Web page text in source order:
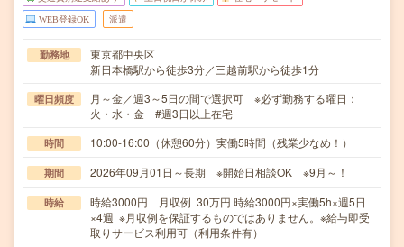
WEB登録OK 派遣
勤務地
東京都中央区
新日本橋駅から徒歩3分／三越前駅から徒歩1分
曜日頻度
月～金／週3～5日の間で選択可 ※必ず勤務する曜日：
火・水・金 #週3日以上在宅
時間 10:00-16:00（休憩60分）実働5時間（残業少なめ！）
期間 2026年09月01日～長期 ※開始日相談OK ※9月～！
時給
時給3000円 月収例 30万円 時給3000円×実働5h×週5日
×4週 ※月収例を保証するものではありません。※給与即受
取りサービス利用可（利用条件有）